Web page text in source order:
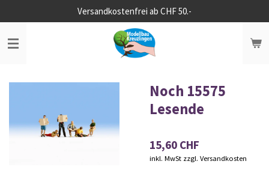
Hauptinhalt
springen
Versandkostenfrei ab CHF 50.-
Noch 15575
Lesende
15,60 CHF
inkl. MwSt zzgl. Versandkosten